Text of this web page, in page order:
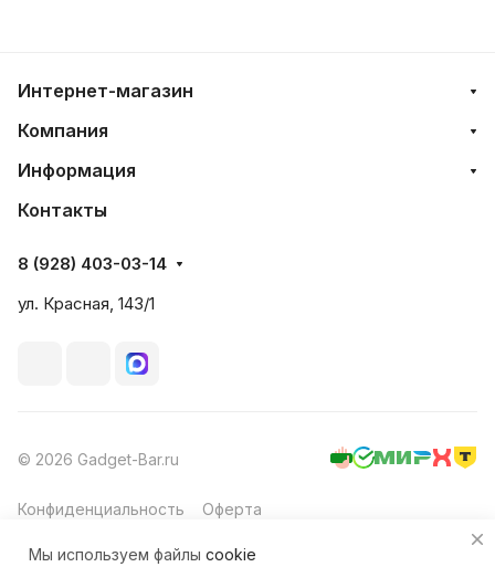
Интернет-магазин
Компания
Информация
Контакты
8 (928) 403-03-14
ул. Красная, 143/1
© 2026 Gadget-Bar.ru
Конфиденциальность Оферта
Мы используем файлы cookie